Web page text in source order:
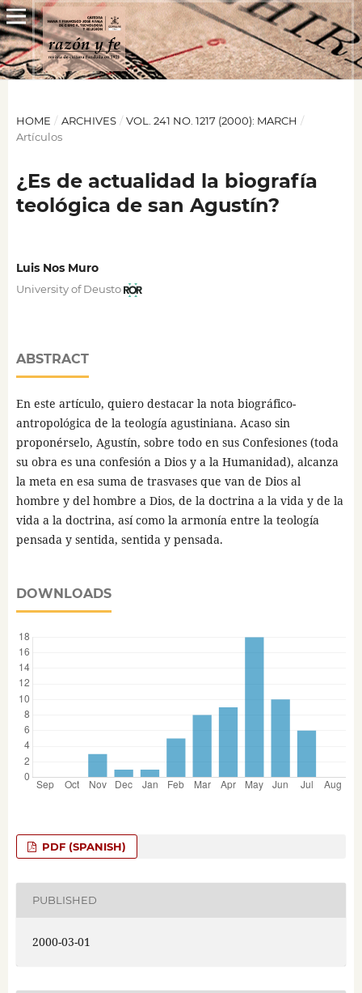
HOME / ARCHIVES / VOL. 241 NO. 1217 (2000): MARCH /
Artículos
¿Es de actualidad la biografía
teológica de san Agustín?
Luis Nos Muro
University of Deusto
ABSTRACT
En este artículo, quiero destacar la nota biográfico-
antropológica de la teología agustiniana. Acaso sin
proponérselo, Agustín, sobre todo en sus Confesiones (toda
su obra es una confesión a Dios y a la Humanidad), alcanza
la meta en esa suma de trasvases que van de Dios al
hombre y del hombre a Dios, de la doctrina a la vida y de la
vida a la doctrina, así como la armonía entre la teología
pensada y sentida, sentida y pensada.
DOWNLOADS
PDF (SPANISH)
PUBLISHED
2000-03-01